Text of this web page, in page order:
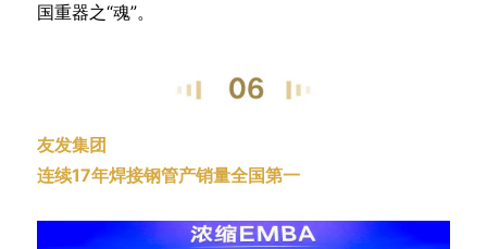
国重器之“魂”。
友发集团
连续17年焊接钢管产销量全国第一